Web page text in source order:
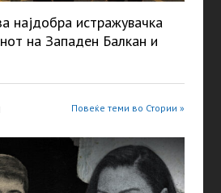
најдобра истражувачка
на Западен Балкан и
Повеќе теми во Стории »